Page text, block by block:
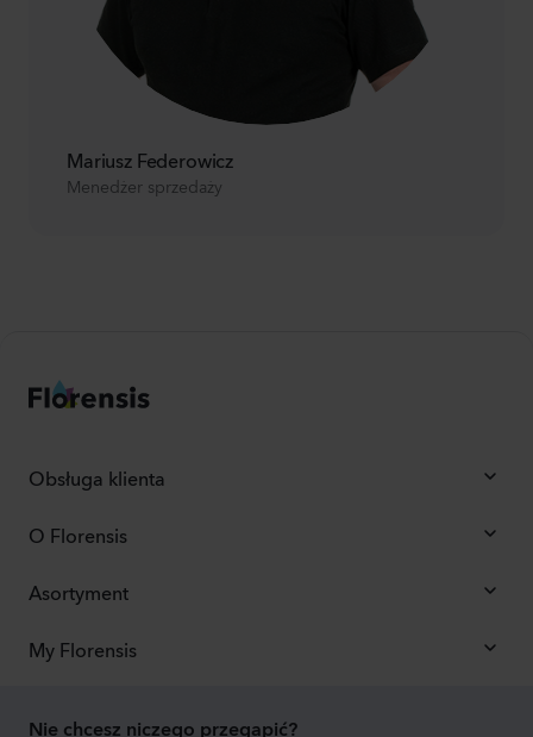
Mariusz Federowicz
Menedżer sprzedaży
Obsługa klienta
O Florensis
Asortyment
My Florensis
Nie chcesz niczego przegapić?